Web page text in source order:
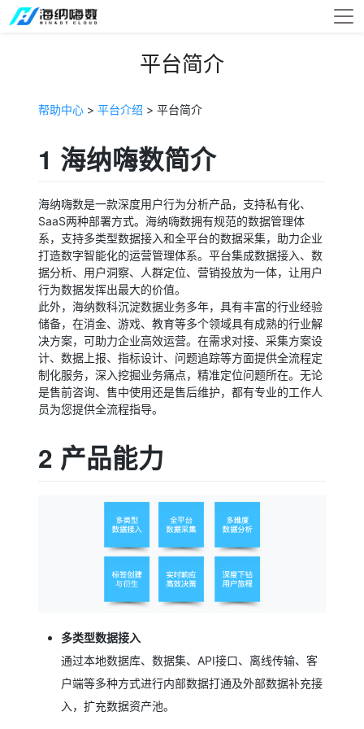
平台简介
帮助中心 >平台介绍 > 平台简介
1 海纳嗨数简介
海纳嗨数是一款深度用户行为分析产品，支持私有化、
SaaS两种部署方式。海纳嗨数拥有规范的数据管理体
系，支持多类型数据接入和全平台的数据采集，助力企业
打造数字智能化的运营管理体系。平台集成数据接入、数
据分析、用户洞察、人群定位、营销投放为一体，让用户
行为数据发挥出最大的价值。
此外，海纳数科沉淀数据业务多年，具有丰富的行业经验
储备，在消金、游戏、教育等多个领域具有成熟的行业解
决方案，可助力企业高效运营。在需求对接、采集方案设
计、数据上报、指标设计、问题追踪等方面提供全流程定
制化服务，深入挖掘业务痛点，精准定位问题所在。无论
是售前咨询、售中使用还是售后维护，都有专业的工作人
员为您提供全流程指导。
2 产品能力
多类型数据接入
通过本地数据库、数据集、API接口、离线传输、客
户端等多种方式进行内部数据打通及外部数据补充接
入，扩充数据资产池。